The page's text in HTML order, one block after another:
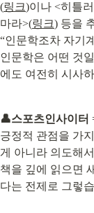
(링크)이나 <히틀
마라>(링크) 등을
“인문학조차 자기
인문학은 어떤 것
에도 여전히 시사
👤스포츠인사이터
긍정적 관점을 가
게 아니라 의도해
책을 깊에 읽으면
다는 전제로 그렇